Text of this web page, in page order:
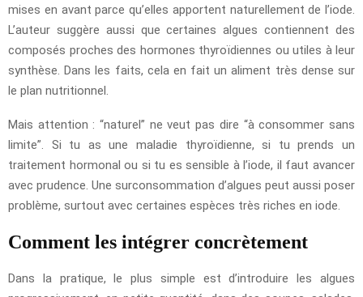
mises en avant parce qu’elles apportent naturellement de l’iode.
L’auteur suggère aussi que certaines algues contiennent des
composés proches des hormones thyroïdiennes ou utiles à leur
synthèse. Dans les faits, cela en fait un aliment très dense sur
le plan nutritionnel.
Mais attention : “naturel” ne veut pas dire “à consommer sans
limite”. Si tu as une maladie thyroïdienne, si tu prends un
traitement hormonal ou si tu es sensible à l’iode, il faut avancer
avec prudence. Une surconsommation d’algues peut aussi poser
problème, surtout avec certaines espèces très riches en iode.
Comment les intégrer concrètement
Dans la pratique, le plus simple est d’introduire les algues